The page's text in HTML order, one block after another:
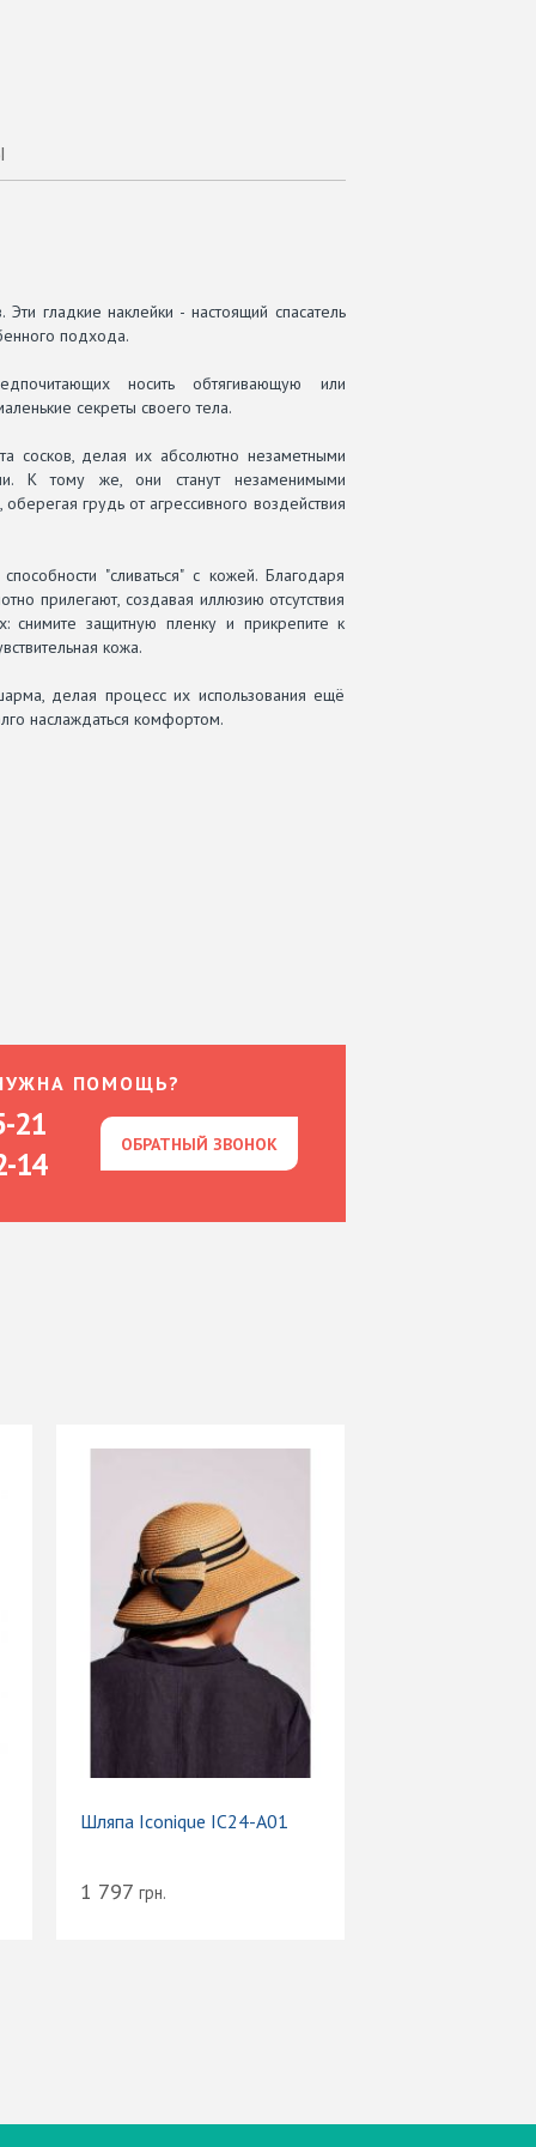
гладкие наклейки - настоящий спасатель
подхода.
носить обтягивающую или
секреты своего тела.
сосков, делая их абсолютно незаметными
К тому же, они станут незаменимыми
грудь от агрессивного воздействия
"сливаться" с кожей. Благодаря
прилегают, создавая иллюзию отсутствия
снимите защитную пленку и прикрепите к
кожа.
делая процесс их использования ещё
наслаждаться комфортом.
ПОМОЩЬ?
21
14
ОБРАТНЫЙ ЗВОНОК
ОБРАТНЫЙ ЗВОНОК
Шляпа Iconique IC24-A01
1 797 грн.